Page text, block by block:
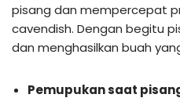
pisang dan mempercepat
cavendish. Dengan begitu
dan menghasilkan buah
Pemupukan saat